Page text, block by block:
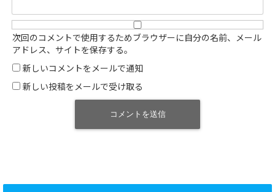
次回のコメントで使用するためブラウザーに自分の名前、メール
アドレス、サイトを保存する。
新しいコメントをメールで通知
新しい投稿をメールで受け取る